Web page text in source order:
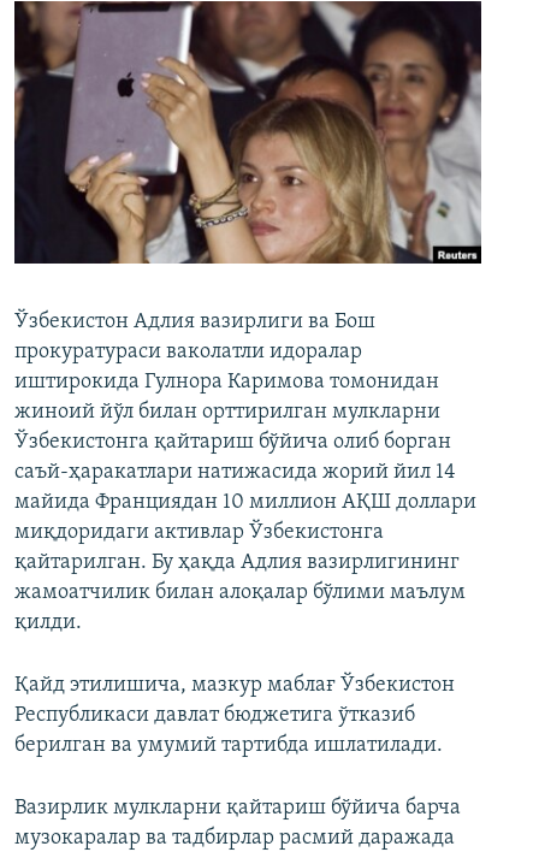
Озодлик бошқа тилларда
Ўзбекистон Адлия вазирлиги ва Бош
прокуратураси ваколатли идоралар
иштирокида Гулнора Каримова томонидан
жиноий йўл билан орттирилган мулкларни
Ўзбекистонга қайтариш бўйича олиб борган
саъй-ҳаракатлари натижасида жорий йил 14
майида Франциядан 10 миллион АҚШ доллари
миқдоридаги активлар Ўзбекистонга
қайтарилган. Бу ҳақда Адлия вазирлигининг
жамоатчилик билан алоқалар бўлими маълум
қилди.
Қайд этилишича, мазкур маблағ Ўзбекистон
Республикаси давлат бюджетига ўтказиб
берилган ва умумий тартибда ишлатилади.
Вазирлик мулкларни қайтариш бўйича барча
музокаралар ва тадбирлар расмий даражада